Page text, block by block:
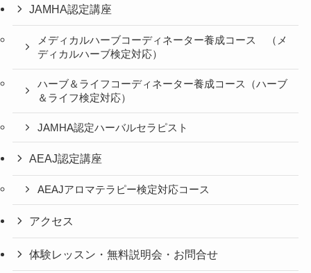
JAMHA認定講座
メディカルハーブコーディネーター養成コース （メ
ディカルハーブ検定対応）
ハーブ＆ライフコーディネーター養成コース（ハーブ
＆ライフ検定対応）
JAMHA認定ハーバルセラピスト
AEAJ認定講座
AEAJアロマテラピー検定対応コース
アクセス
体験レッスン・無料説明会・お問合せ